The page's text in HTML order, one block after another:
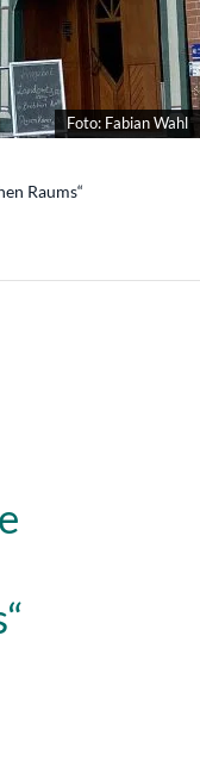
Foto: Fabian Wahl
Raums“